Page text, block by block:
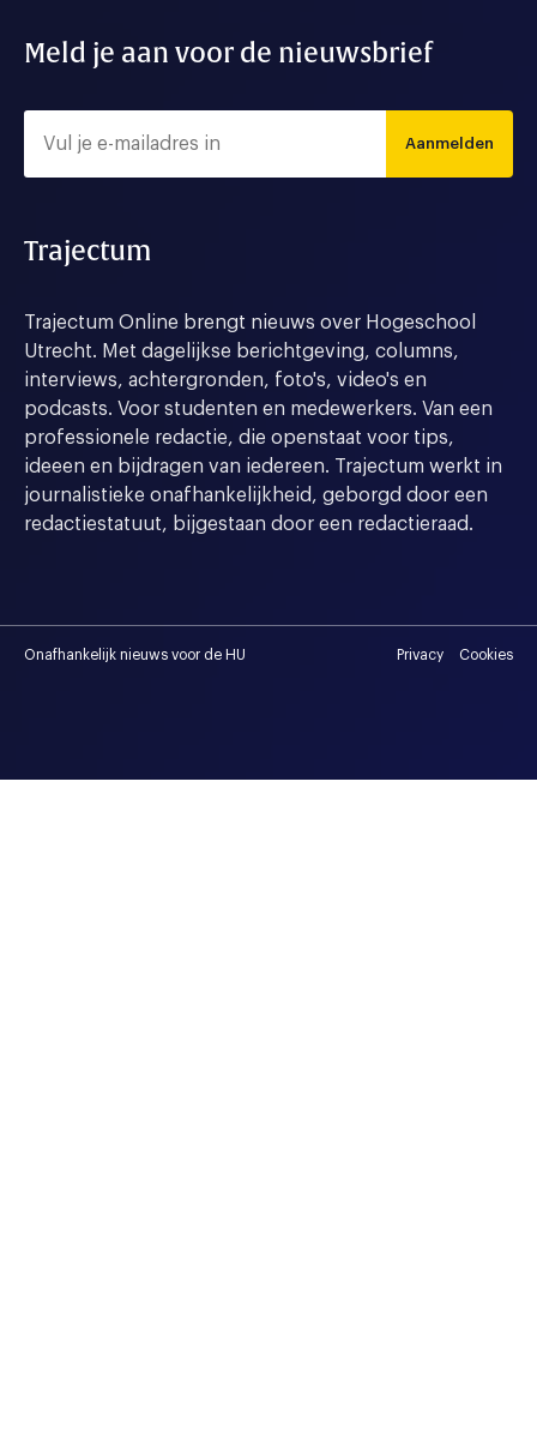
Meld je aan voor de nieuwsbrief
Aanmelden
Trajectum
Trajectum Online brengt nieuws over Hogeschool
Utrecht. Met dagelijkse berichtgeving, columns,
interviews, achtergronden, foto's, video's en
podcasts. Voor studenten en medewerkers. Van een
professionele redactie, die openstaat voor tips,
ideeen en bijdragen van iedereen. Trajectum werkt in
journalistieke onafhankelijkheid, geborgd door een
redactiestatuut, bijgestaan door een redactieraad.
Onafhankelijk nieuws voor de HU Privacy Cookies